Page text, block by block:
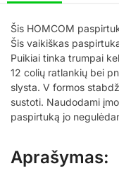
Šis HOMCOM
Šis vaikiškas
Puikiai tinka trumpai
12 colių ratlankių bei
slysta. V formos
sustoti. Naudodami
paspirtuką jo
Aprašymas: